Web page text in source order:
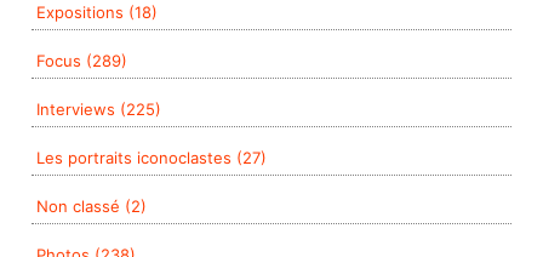
Expositions (18)
Focus (289)
Interviews (225)
Les portraits iconoclastes (27)
Non classé (2)